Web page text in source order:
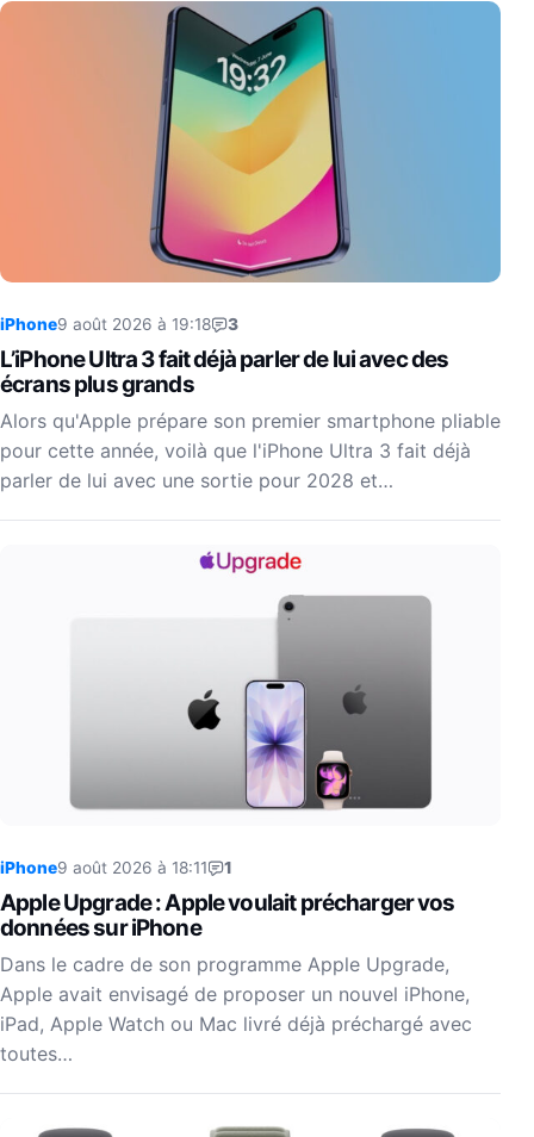
iPhone9 août 2026 à 19:18 3
L’iPhone Ultra 3 fait déjà parler de lui avec des
écrans plus grands
Alors qu'Apple prépare son premier smartphone pliable
pour cette année, voilà que l'iPhone Ultra 3 fait déjà
parler de lui avec une sortie pour 2028 et…
iPhone9 août 2026 à 18:11 1
Apple Upgrade : Apple voulait précharger vos
données sur iPhone
Dans le cadre de son programme Apple Upgrade,
Apple avait envisagé de proposer un nouvel iPhone,
iPad, Apple Watch ou Mac livré déjà préchargé avec
toutes…